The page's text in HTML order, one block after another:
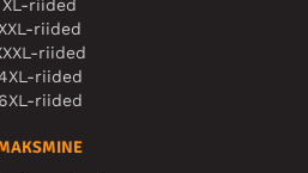
XL-riided
riided
riided
riided
6XL-riided